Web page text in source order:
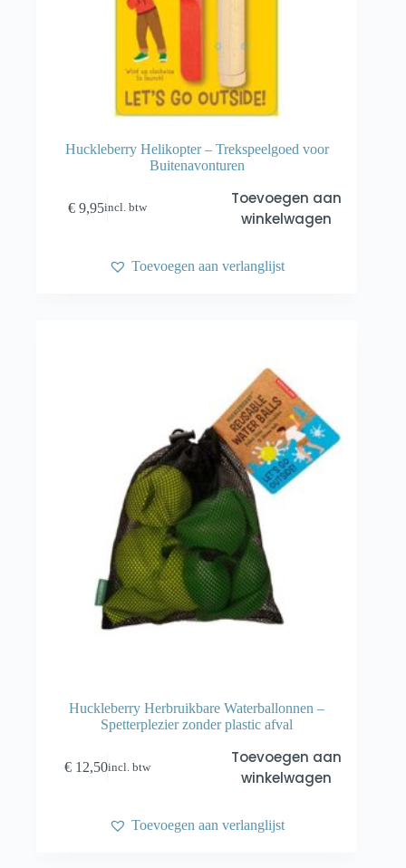
Huckleberry Helikopter – Trekspeelgoed voor
Buitenavonturen
€ 9,95incl. btw
Toevoegen aan
winkelwagen
Toevoegen aan verlanglijst
Huckleberry Herbruikbare Waterballonnen –
Spetterplezier zonder plastic afval
€ 12,50incl. btw
Toevoegen aan
winkelwagen
Toevoegen aan verlanglijst